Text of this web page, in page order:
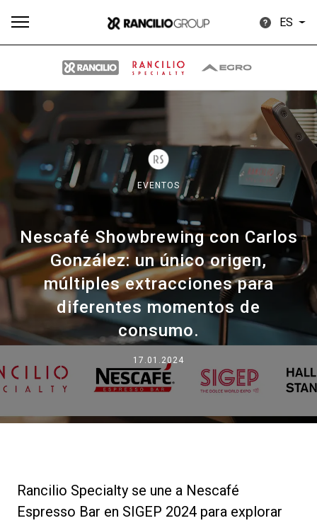
ES
EVENTOS
Nescafé Showbrewing con Carlos
González: un único origen,
múltiples extracciones para
diferentes momentos de
consumo.
17.01.2024
Rancilio Specialty se une a Nescafé
Espresso Bar en SIGEP 2024 para explorar
Productos Descargar Más
Our brands
Group
Noticias
Historia
Sostenibilidad